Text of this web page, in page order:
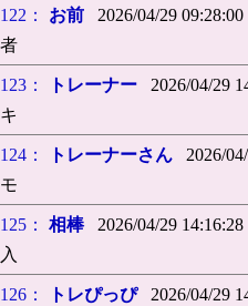
122： お前 2026/04/29 09:28:00
者
123： トレーナー 2026/04/29
キ
124： トレーナーさん 2026/
モ
125： 相棒2026/04/29 14:16:28
入
126： トレぴっぴ2026/04/29